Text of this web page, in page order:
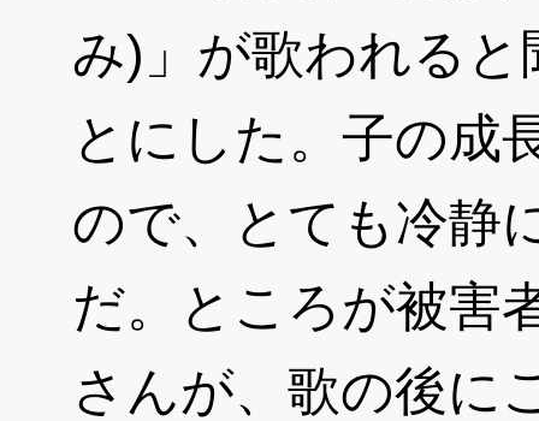
み)」が歌われる
とにした。子の成
ので、とても冷静
だ。ところが被害
さんが、歌の後に